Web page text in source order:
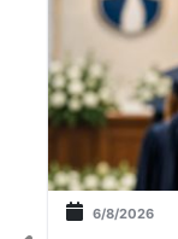
6/8/2026